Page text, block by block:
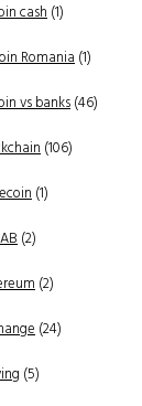
cash(1)
Romania(1)
vs banks(46)
(106)
(1)
(2)
(2)
(24)
(5)